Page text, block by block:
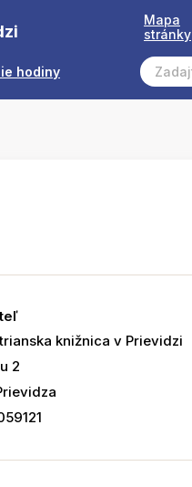
hodiny
Mapa
stránky
knižnica v Prievidzi
2